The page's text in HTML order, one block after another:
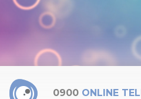
0900 ONLINE